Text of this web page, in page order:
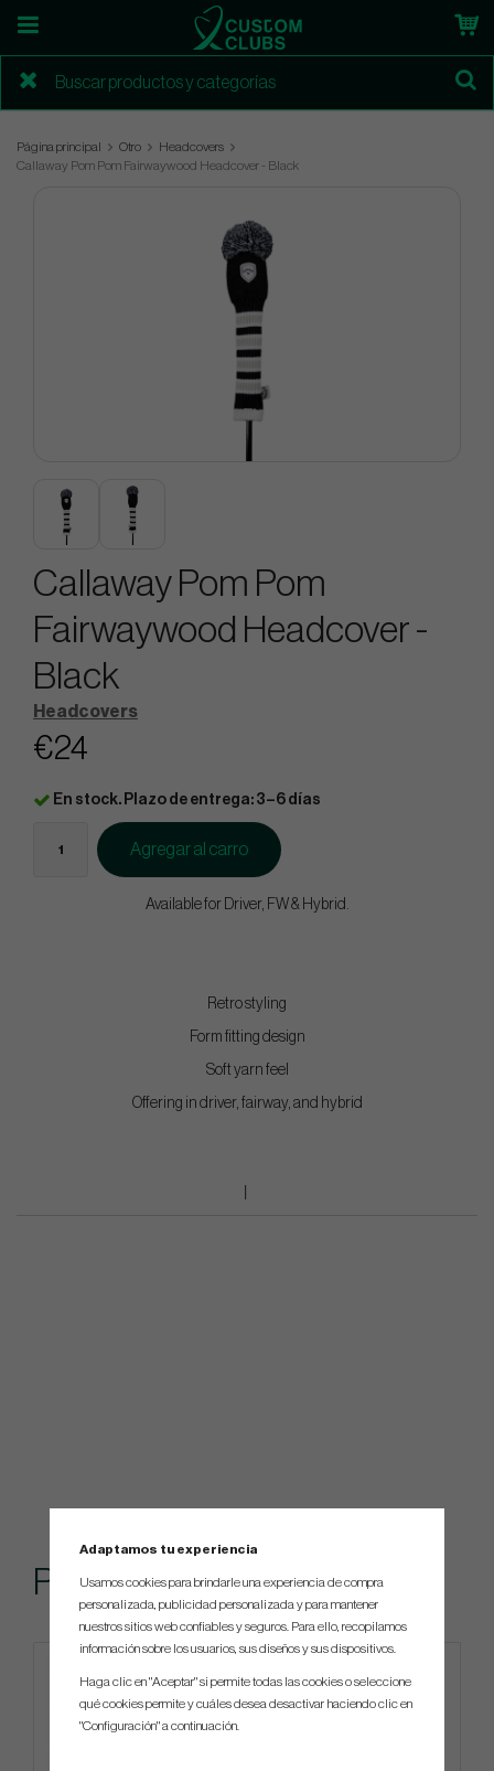
Página principal Otro
Headcovers
Callaway Pom Pom Fairwaywood Headcover - Black
Callaway Pom Pom
Fairwaywood Headcover -
Black
Headcovers
€24
En stock. Plazo de entrega: 3–6 días
Agregar al carro
Available for Driver, FW & Hybrid.
Retro styling
Form fitting design
Soft yarn feel
Offering in driver, fairway, and hybrid
Popular
Adaptamos tu experiencia
Usamos cookies para brindarle una experiencia de compra
personalizada, publicidad personalizada y para mantener
nuestros sitios web confiables y seguros. Para ello, recopilamos
información sobre los usuarios, sus diseños y sus dispositivos.
Haga clic en "Aceptar" si permite todas las cookies o seleccione
qué cookies permite y cuáles desea desactivar haciendo clic en
"Configuración" a continuación.